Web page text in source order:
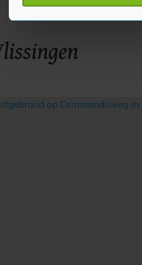
toestemming op elk moment
ons cookiebeleid bekijken